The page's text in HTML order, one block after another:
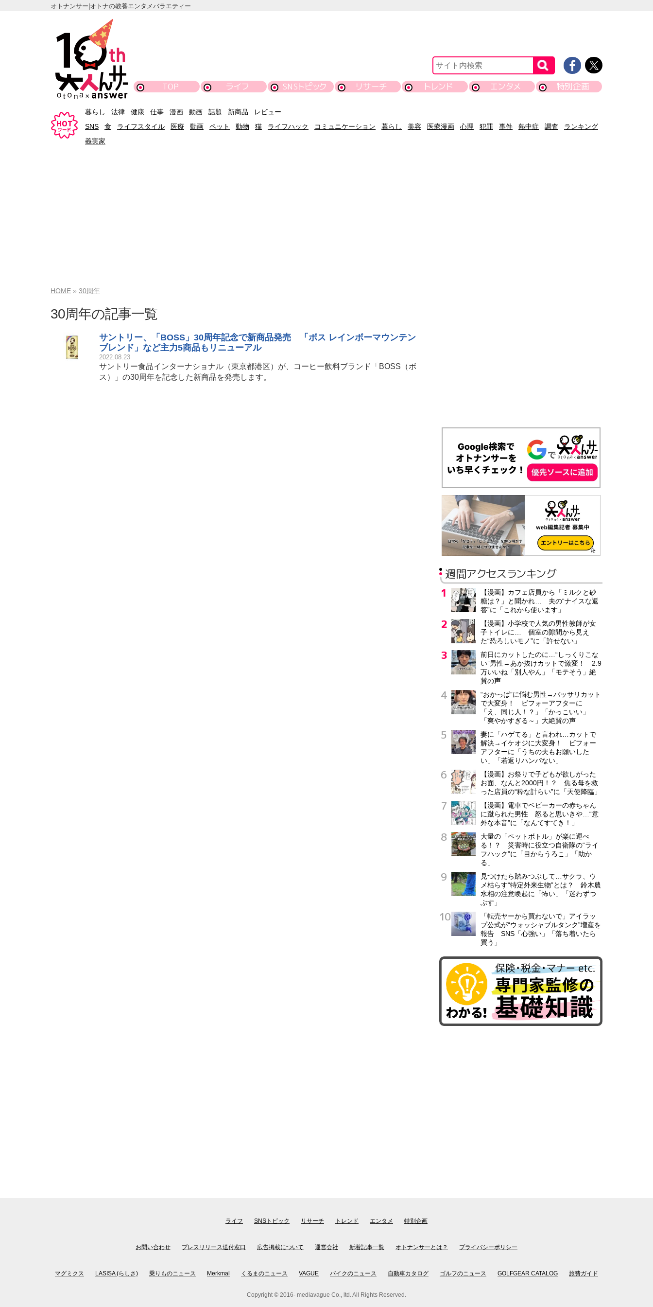
オトナンサー|オトナの教養エンタメバラエティー
TOP ライフ SNSトピック リサーチ トレンド エンタメ 特別企画
暮らし 法律 健康 仕事 漫画 動画 話題 新商品
レビュー
SNS
食 ライフスタイル 医療 動画 ペット 動物 猫 ライフハック コミュニケーション 暮らし 美容 医療漫画 心理 犯罪 事件 熱中症 調査
ランキング
義実家
HOME 30周年
30周年の記事一覧
サントリー、「BOSS」30周年記念で新商品発売 「ボス レインボーマウンテン
ブレンド」など主力5商品もリニューアル
2022.08.23
サントリー食品インターナショナル（東京都港区）が、コーヒー飲料ブランド「BOSS（ボ
ス）」の30周年を記念した新商品を発売します。
週間アクセスランキング
【漫画】カフェ店員から「ミルクと砂
糖は？」と聞かれ… 夫の“ナイスな返
答”に「これから使います」
【漫画】小学校で人気の男性教師が女
子トイレに… 個室の隙間から見え
た“恐ろしいモノ”に「許せない」
前日にカットしたのに…“しっくりこな
い”男性→あか抜けカットで激変！ 2.9
万いいね「別人やん」「モテそう」絶
賛の声
“おかっぱ”に悩む男性→バッサリカット
で大変身！ ビフォーアフターに
「え、同じ人！？」「かっこいい」
「爽やかすぎる～」大絶賛の声
妻に「ハゲてる」と言われ…カットで
解決→イケオジに大変身！ ビフォー
アフターに「うちの夫もお願いした
い」「若返りハンパない」
【漫画】お祭りで子どもが欲しがった
お面、なんと2000円！？ 焦る母を救
った店員の“粋な計らい”に「天使降臨」
【漫画】電車でベビーカーの赤ちゃん
に蹴られた男性 怒ると思いきや…“意
外な本音”に「なんてすてき！」
大量の「ペットボトル」が楽に運べ
る！？ 災害時に役立つ自衛隊の“ライ
フハック”に「目からうろこ」「助か
る」
見つけたら踏みつぶして…サクラ、ウ
メ枯らす“特定外来生物”とは？ 鈴木農
水相の注意喚起に「怖い」「迷わずつ
ぶす」
「転売ヤーから買わないで」アイラッ
プ公式が“ウォッシャブルタンク”増産を
報告 SNS「心強い」「落ち着いたら
買う」
ライフ SNSトピック リサーチ トレンド エンタメ 特別企画
お問い合わせ プレスリリース送付窓口 広告掲載について 運営会社 新着記事一覧 オトナンサーとは？ プライバシーポリシー
マグミクス LASISA (らしさ) 乗りものニュース Merkmal くるまのニュース VAGUE バイクのニュース 自動車カタログ ゴルフのニュース GOLFGEAR CATALOG 旅費ガイド
Copyright © 2016- mediavague Co., ltd. All Rights Reserved.